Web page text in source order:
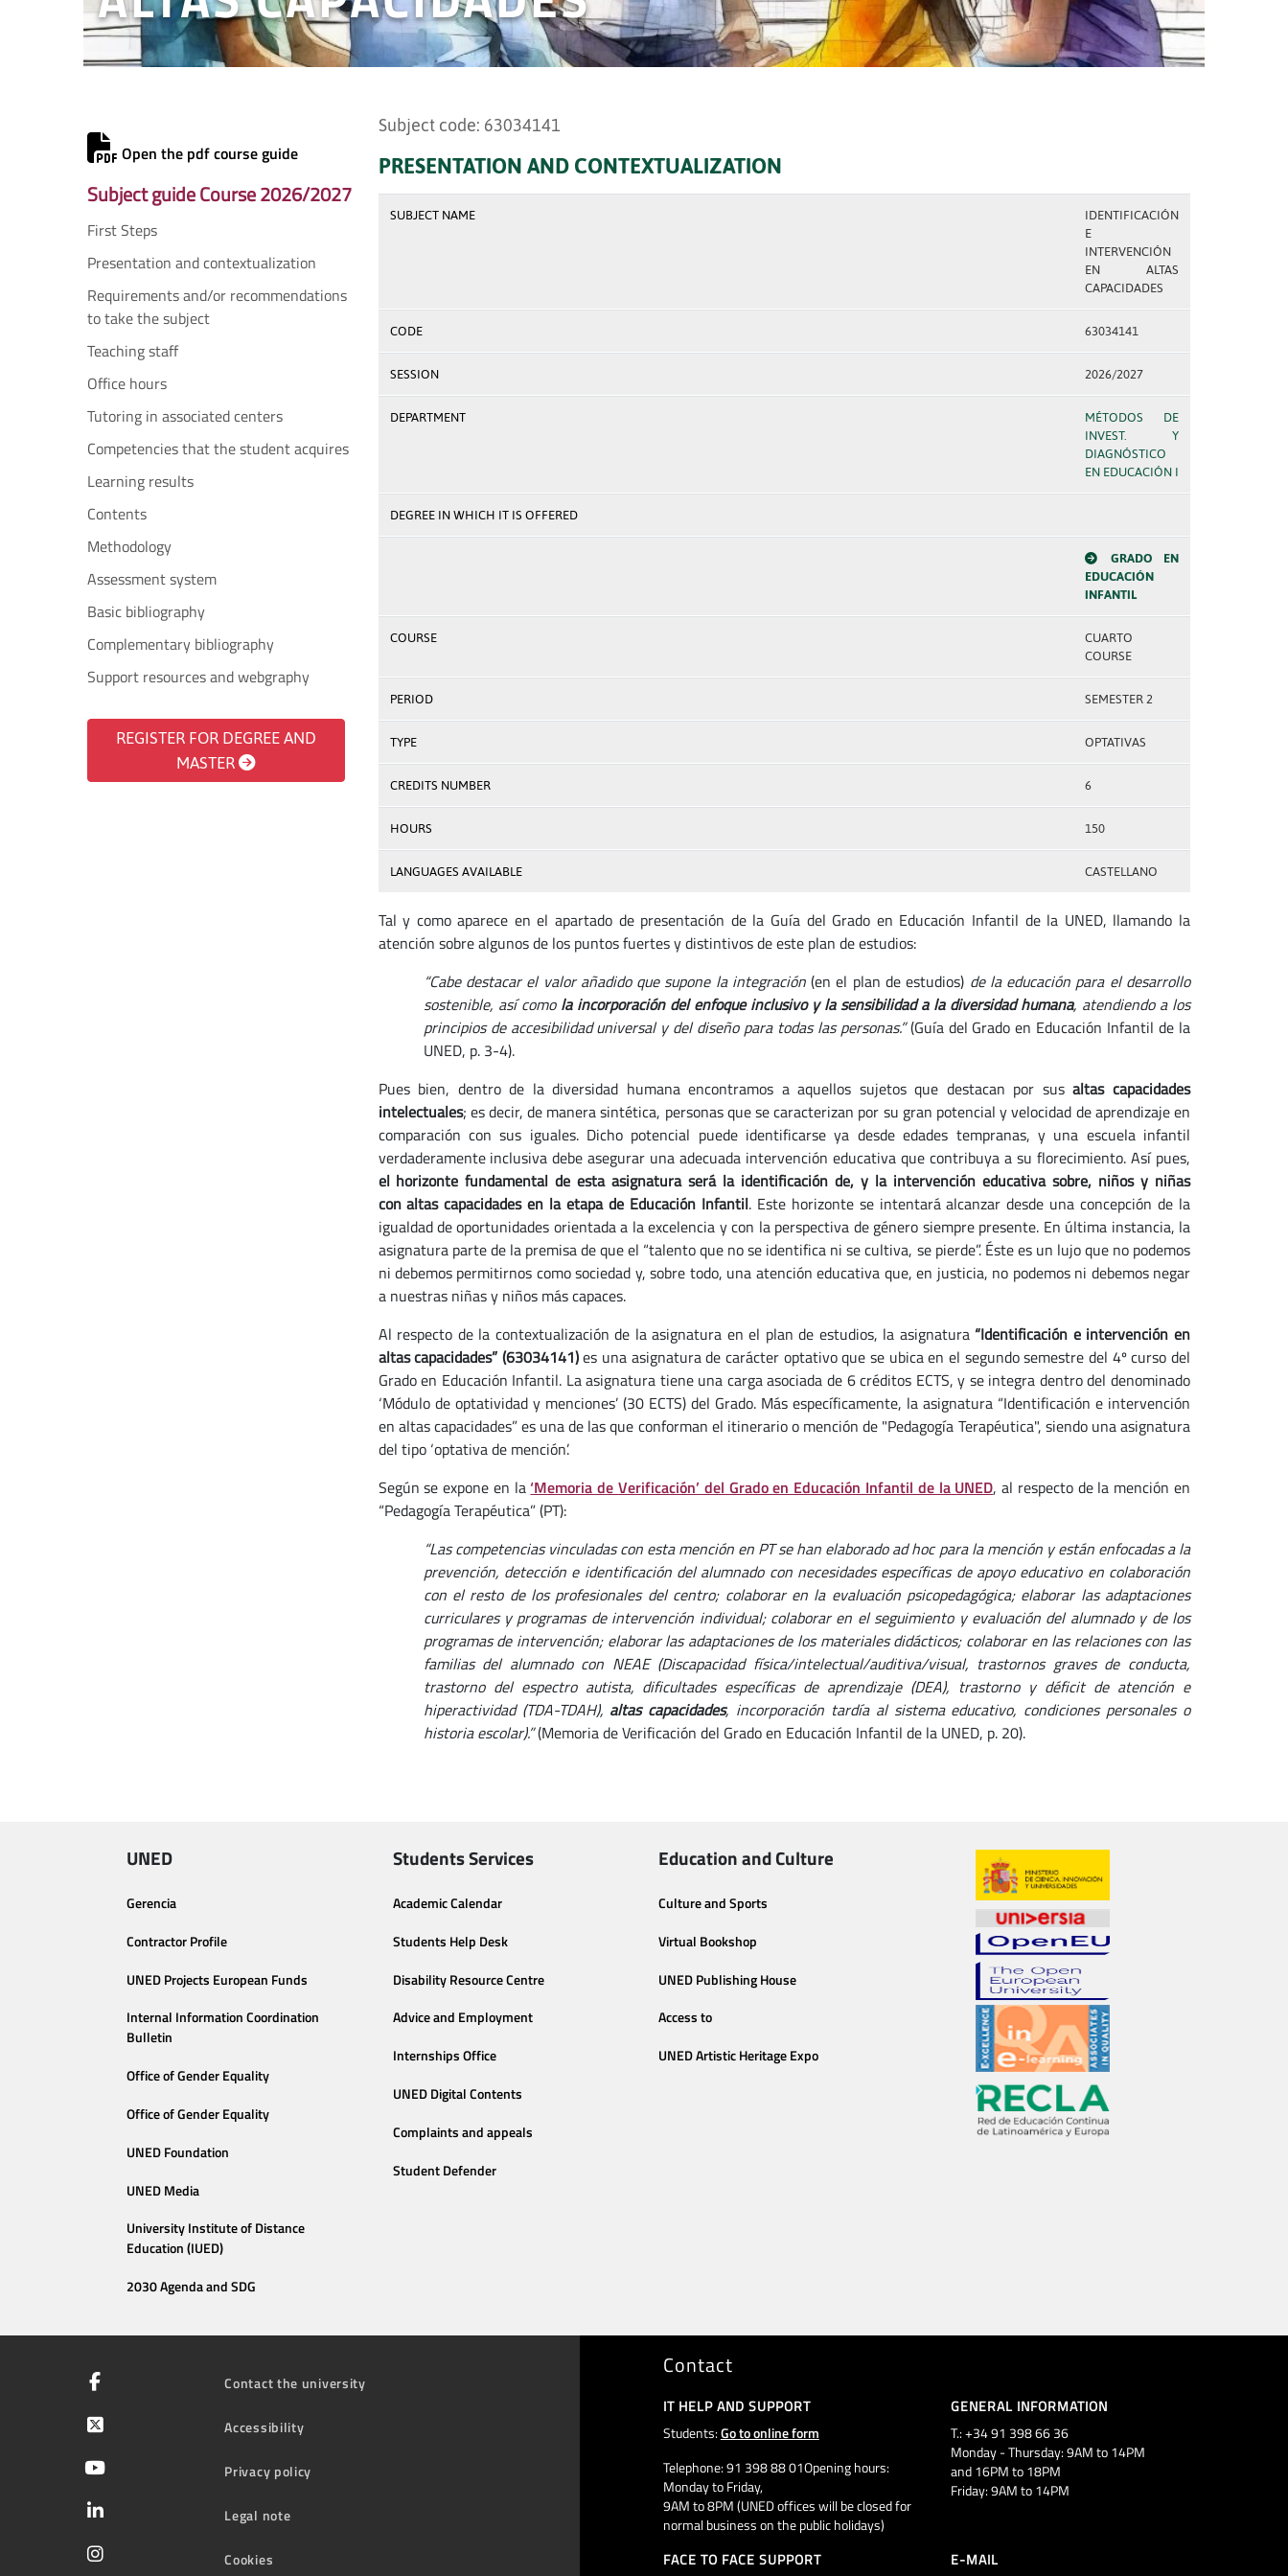
Open the pdf course guide
Subject guide Course 2026/2027
First Steps
Presentation and contextualization
Requirements and/or recommendations
to take the subject
Teaching staff
Office hours
Tutoring in associated centers
Competencies that the student acquires
Learning results
Contents
Methodology
Assessment system
Basic bibliography
Complementary bibliography
Support resources and webgraphy
REGISTER FOR DEGREE AND
MASTER
Subject code: 63034141
PRESENTATION AND CONTEXTUALIZATION
SUBJECT NAME
IDENTIFICACIÓN
E
INTERVENCIÓN
EN ALTAS
CAPACIDADES
CODE 63034141
SESSION 2026/2027
DEPARTMENT
MÉTODOS DE
INVEST. Y
DIAGNÓSTICO
EN EDUCACIÓN I
DEGREE IN WHICH IT IS OFFERED
GRADO EN
EDUCACIÓN
INFANTIL
COURSE
CUARTO
COURSE
PERIOD SEMESTER 2
TYPE OPTATIVAS
CREDITS NUMBER 6
HOURS 150
LANGUAGES AVAILABLE CASTELLANO
Tal y como aparece en el apartado de presentación de la Guía del Grado en Educación Infantil de la UNED, llamando la
atención sobre algunos de los puntos fuertes y distintivos de este plan de estudios:
“Cabe destacar el valor añadido que supone la integración(en el plan de estudios) de la educación para el desarrollo
sostenible, así como la incorporación del enfoque inclusivo y la sensibilidad a la diversidad humana, atendiendo a los
principios de accesibilidad universal y del diseño para todas las personas.”(Guía del Grado en Educación Infantil de la
UNED, p. 3-4).
Pues bien, dentro de la diversidad humana encontramos a aquellos sujetos que destacan por susaltas capacidades
intelectuales; es decir, de manera sintética, personas que se caracterizan por su gran potencial y velocidad de aprendizaje en
comparación con sus iguales. Dicho potencial puede identificarse ya desde edades tempranas, y una escuela infantil
verdaderamente inclusiva debe asegurar una adecuada intervención educativa que contribuya a su florecimiento. Así pues,
el horizonte fundamental de esta asignatura será la identificación de, y la intervención educativa sobre, niños y niñas
con altas capacidades en la etapa de Educación Infantil. Este horizonte se intentará alcanzar desde una concepción de la
igualdad de oportunidades orientada a la excelencia y con la perspectiva de género siempre presente. En última instancia, la
asignatura parte de la premisa de que el “talento que no se identifica ni se cultiva, se pierde”. Éste es un lujo que no podemos
ni debemos permitirnos como sociedad y, sobre todo, una atención educativa que, en justicia, no podemos ni debemos negar
a nuestras niñas y niños más capaces.
Al respecto de la contextualización de la asignatura en el plan de estudios, la asignatura “Identificación e intervención en
altas capacidades” (63034141)es una asignatura de carácter optativo que se ubica en el segundo semestre del 4º curso del
Grado en Educación Infantil. La asignatura tiene una carga asociada de 6 créditos ECTS, y se integra dentro del denominado
‘Módulo de optatividad y menciones’ (30 ECTS) del Grado. Más específicamente, la asignatura “Identificación e intervención
en altas capacidades” es una de las que conforman el itinerario o mención de "Pedagogía Terapéutica", siendo una asignatura
del tipo ‘optativa de mención’.
Según se expone en la‘Memoria de Verificación’ del Grado en Educación Infantil de la UNED, al respecto de la mención en
“Pedagogía Terapéutica” (PT):
“Las competencias vinculadas con esta mención en PT se han elaborado ad hoc para la mención y están enfocadas a la
prevención, detección e identificación del alumnado con necesidades específicas de apoyo educativo en colaboración
con el resto de los profesionales del centro; colaborar en la evaluación psicopedagógica; elaborar las adaptaciones
curriculares y programas de intervención individual; colaborar en el seguimiento y evaluación del alumnado y de los
programas de intervención; elaborar las adaptaciones de los materiales didácticos; colaborar en las relaciones con las
familias del alumnado con NEAE (Discapacidad física/intelectual/auditiva/visual, trastornos graves de conducta,
trastorno del espectro autista, dificultades específicas de aprendizaje (DEA), trastorno y déficit de atención e
hiperactividad (TDA-TDAH), altas capacidades, incorporación tardía al sistema educativo, condiciones personales o
historia escolar).”(Memoria de Verificación del Grado en Educación Infantil de la UNED, p. 20).
UNED
Gerencia
Contractor Profile
UNED Projects European Funds
Internal Information Coordination
Bulletin
Office of Gender Equality
Office of Gender Equality
UNED Foundation
UNED Media
University Institute of Distance
Education (IUED)
2030 Agenda and SDG
Students Services
Academic Calendar
Students Help Desk
Disability Resource Centre
Advice and Employment
Internships Office
UNED Digital Contents
Complaints and appeals
Student Defender
Education and Culture
Culture and Sports
Virtual Bookshop
UNED Publishing House
Access to
UNED Artistic Heritage Expo
Contact the university
Accessibility
Privacy policy
Legal note
Cookies
Contact
IT HELP AND SUPPORT
Students:Go to online form
Telephone: 91 398 88 01Opening hours:
Monday to Friday,
9AM to 8PM (UNED offices will be closed for
normal business on the public holidays)
GENERAL INFORMATION
T.: +34 91 398 66 36
Monday - Thursday: 9AM to 14PM
and 16PM to 18PM
Friday: 9AM to 14PM
FACE TO FACE SUPPORT
E-MAIL